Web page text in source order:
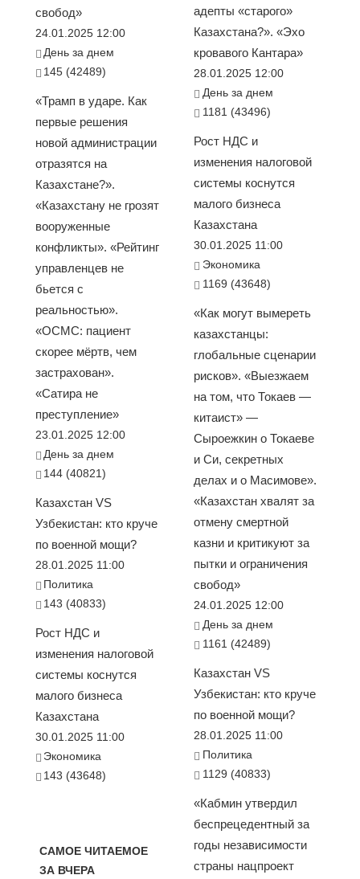
свобод»
24.01.2025 12:00
День за днем
145 (42489)
«Трамп в ударе. Как
первые решения
новой администрации
отразятся на
Казахстане?».
«Казахстану не грозят
вооруженные
конфликты». «Рейтинг
управленцев не
бьется с
реальностью».
«ОСМС: пациент
скорее мёртв, чем
застрахован».
«Сатира не
преступление»
23.01.2025 12:00
День за днем
144 (40821)
Казахстан VS
Узбекистан: кто круче
по военной мощи?
28.01.2025 11:00
Политика
143 (40833)
Рост НДС и
изменения налоговой
системы коснутся
малого бизнеса
Казахстана
30.01.2025 11:00
Экономика
143 (43648)
САМОЕ ЧИТАЕМОЕ
ЗА ВЧЕРА
адепты «старого»
Казахстана?». «Эхо
кровавого Кантара»
28.01.2025 12:00
День за днем
1181 (43496)
Рост НДС и
изменения налоговой
системы коснутся
малого бизнеса
Казахстана
30.01.2025 11:00
Экономика
1169 (43648)
«Как могут вымереть
казахстанцы:
глобальные сценарии
рисков». «Выезжаем
на том, что Токаев —
китаист» —
Сыроежкин о Токаеве
и Си, секретных
делах и о Масимове».
«Казахстан хвалят за
отмену смертной
казни и критикуют за
пытки и ограничения
свобод»
24.01.2025 12:00
День за днем
1161 (42489)
Казахстан VS
Узбекистан: кто круче
по военной мощи?
28.01.2025 11:00
Политика
1129 (40833)
«Кабмин утвердил
беспрецедентный за
годы независимости
страны нацпроект